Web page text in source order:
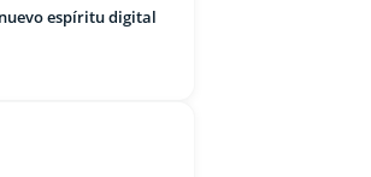
espíritu digital